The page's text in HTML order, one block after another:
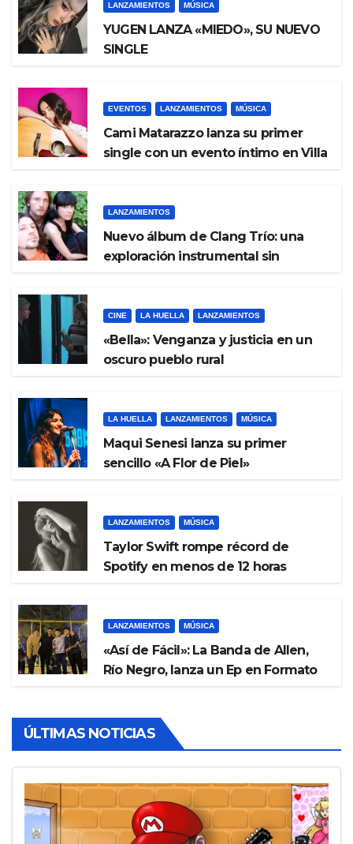
LANZAMIENTOS MÚSICA
YUGEN LANZA «MIEDO», SU NUEVO
SINGLE
EVENTOS LANZAMIENTOS MÚSICA
Cami Matarazzo lanza su primer
single con un evento íntimo en Villa
LANZAMIENTOS
Nuevo álbum de Clang Trío: una
exploración instrumental sin
CINE LA HUELLA LANZAMIENTOS
«Bella»: Venganza y justicia en un
oscuro pueblo rural
LA HUELLA LANZAMIENTOS MÚSICA
Maqui Senesi lanza su primer
sencillo «A Flor de Piel»
LANZAMIENTOS MÚSICA
Taylor Swift rompe récord de
Spotify en menos de 12 horas
LANZAMIENTOS MÚSICA
«Así de Fácil»: La Banda de Allen,
Río Negro, lanza un Ep en Formato
ÚLTIMAS NOTICIAS